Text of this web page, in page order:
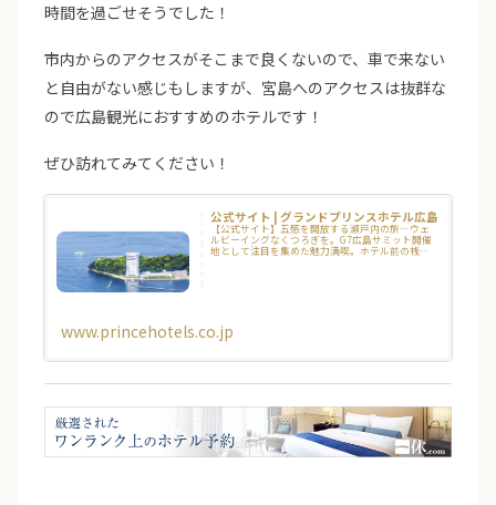
時間を過ごせそうでした！
市内からのアクセスがそこまで良くないので、車で来ない
と自由がない感じもしますが、宮島へのアクセスは抜群な
ので広島観光におすすめのホテルです！
ぜひ訪れてみてください！
公式サイト | グランドプリンスホテル広島
【公式サイト】五感を開放する瀬戸内の旅―ウェ
ルビーイングなくつろぎを。G7広島サミット開催
地として注目を集めた魅力満喫。ホテル前の桟橋
www.princehotels.co.jp